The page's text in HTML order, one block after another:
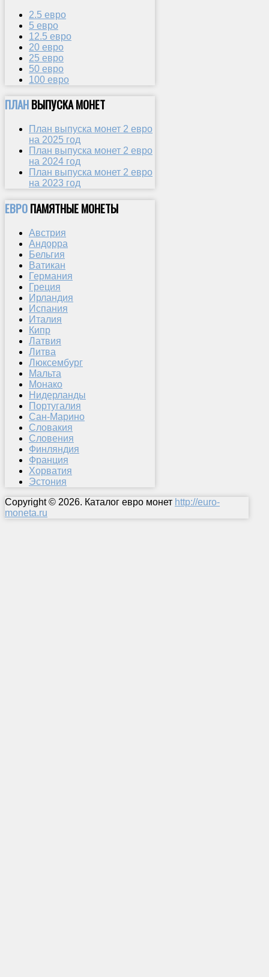
2.5 евро
5 евро
12.5 евро
20 евро
25 евро
50 евро
100 евро
ПЛАНВЫПУСКА МОНЕТ
План выпуска монет 2 евро
на 2025 год
План выпуска монет 2 евро
на 2024 год
План выпуска монет 2 евро
на 2023 год
ЕВРОПАМЯТНЫЕ МОНЕТЫ
Австрия
Андорра
Бельгия
Ватикан
Германия
Греция
Ирландия
Испания
Италия
Кипр
Латвия
Литва
Люксембург
Мальта
Монако
Нидерланды
Португалия
Сан-Марино
Словакия
Словения
Финляндия
Франция
Хорватия
Эстония
Copyright © 2026. Каталог евро монет http://euro-
moneta.ru